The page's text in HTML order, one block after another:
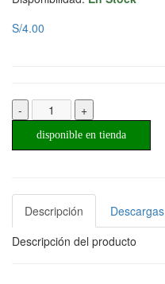
S/4.00
- +
disponible en tienda
Descripción
Descargas
Descripción del producto